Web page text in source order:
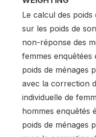
Le calcul des poids
sur les poids de
non-réponse des
femmes enquêtées
poids de ménages
avec la correction
individuelle de
hommes enquêtés
poids de ménages